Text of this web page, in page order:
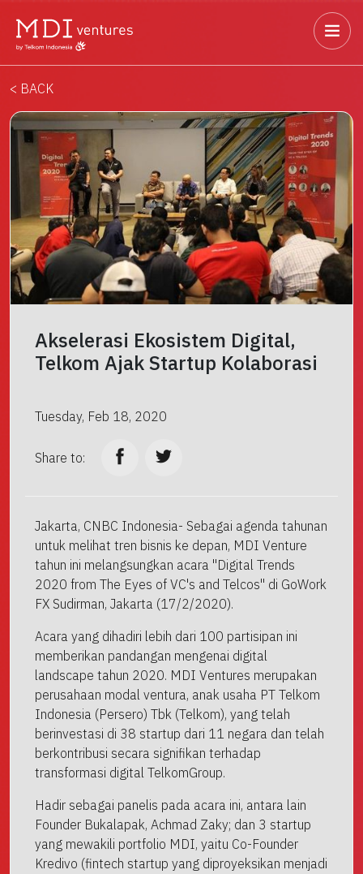
< BACK
Akselerasi Ekosistem Digital,
Telkom Ajak Startup Kolaborasi
Tuesday, Feb 18, 2020
Share to:
Jakarta, CNBC Indonesia- Sebagai agenda tahunan
untuk melihat tren bisnis ke depan, MDI Venture
tahun ini melangsungkan acara "Digital Trends
2020 from The Eyes of VC's and Telcos" di GoWork
FX Sudirman, Jakarta (17/2/2020).
Acara yang dihadiri lebih dari 100 partisipan ini
memberikan pandangan mengenai digital
landscape tahun 2020. MDI Ventures merupakan
perusahaan modal ventura, anak usaha PT Telkom
Indonesia (Persero) Tbk (Telkom), yang telah
berinvestasi di 38 startup dari 11 negara dan telah
berkontribusi secara signifikan terhadap
transformasi digital TelkomGroup.
Hadir sebagai panelis pada acara ini, antara lain
Founder Bukalapak, Achmad Zaky; dan 3 startup
yang mewakili portfolio MDI, yaitu Co-Founder
Kredivo (fintech startup yang diproyeksikan menjadi